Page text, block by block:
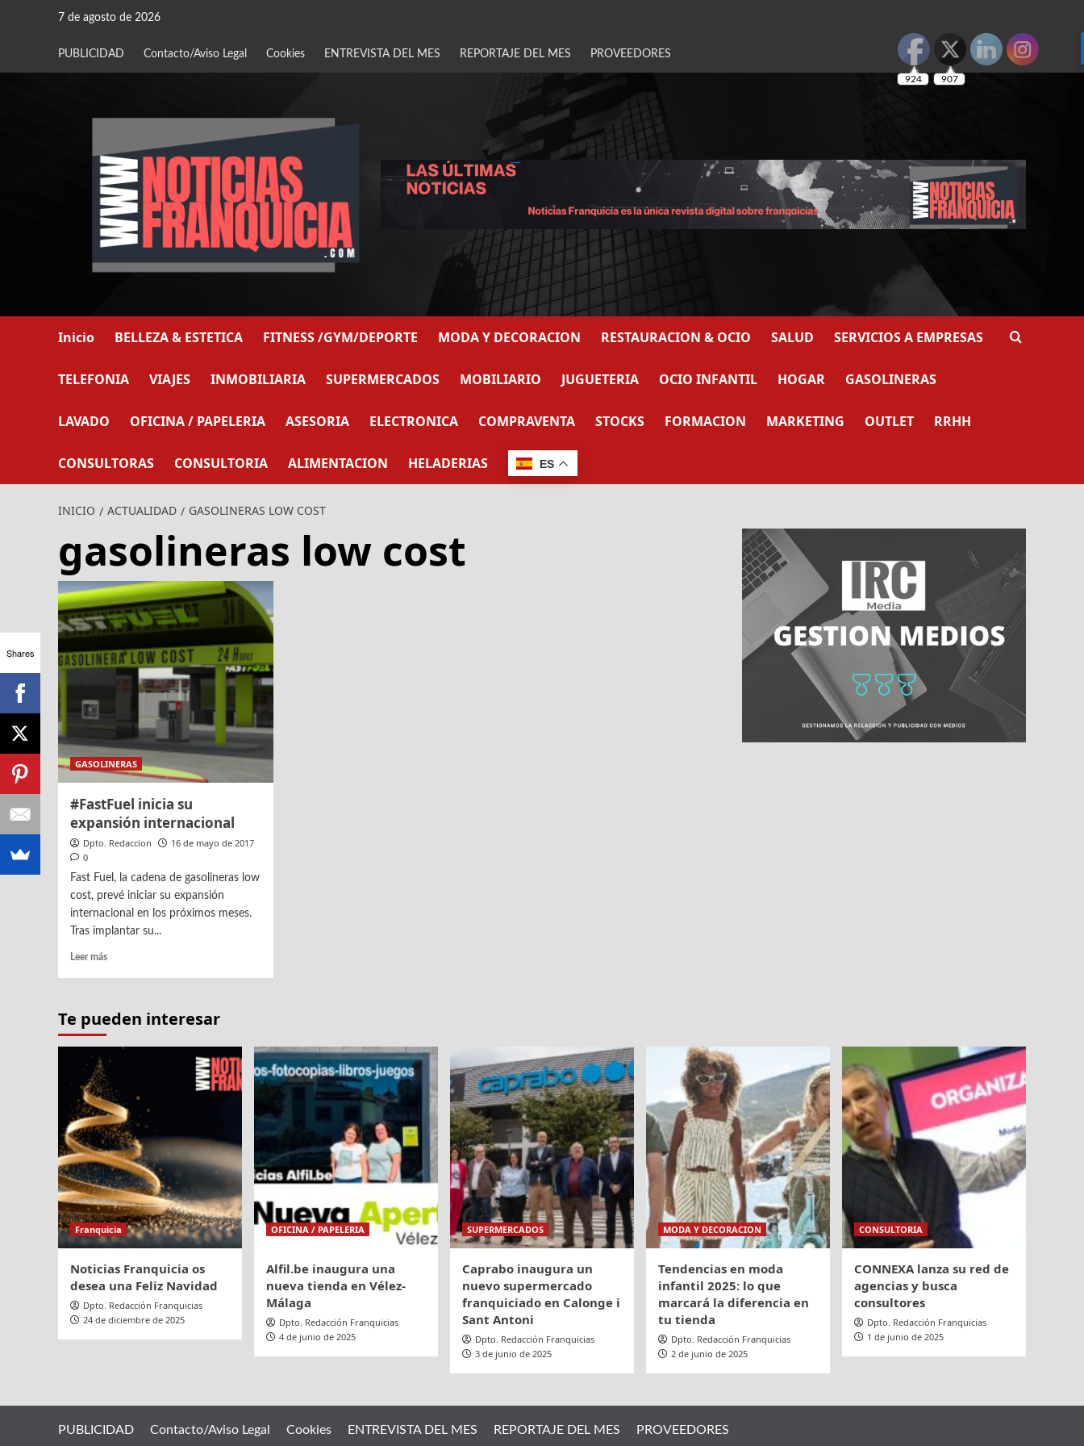
7 de agosto de 2026
PUBLICIDAD Contacto/Aviso Legal Cookies ENTREVISTA DEL MES REPORTAJE DEL MES PROVEEDORES
Inicio BELLEZA & ESTETICA FITNESS /GYM/DEPORTE MODA Y DECORACION RESTAURACION & OCIO SALUD SERVICIOS A EMPRESAS
TELEFONIA VIAJES INMOBILIARIA SUPERMERCADOS MOBILIARIO JUGUETERIA OCIO INFANTIL HOGAR GASOLINERAS
LAVADO OFICINA / PAPELERIA ASESORIA ELECTRONICA COMPRAVENTA STOCKS FORMACION MARKETING OUTLET RRHH
CONSULTORAS CONSULTORIA ALIMENTACION HELADERIAS ES
INICIO ACTUALIDAD GASOLINERAS LOW COST
gasolineras low cost
GASOLINERAS
#FastFuel inicia su
expansión internacional
Dpto. Redaccion
16 de mayo de 2017
0
Fast Fuel, la cadena de gasolineras low
cost, prevé iniciar su expansión
internacional en los próximos meses.
Tras implantar su...
Leer másLeer
inicia
expansión
internacional
Te pueden interesar
Franquicia
Noticias Franquicia os
desea una Feliz Navidad
Dpto. Redacción Franquicias
24 de diciembre de 2025
OFICINA / PAPELERIA
Alfil.be inaugura una
nueva tienda en Vélez-
Málaga
Dpto. Redacción Franquicias
4 de junio de 2025
SUPERMERCADOS
Caprabo inaugura un
nuevo supermercado
franquiciado en Calonge i
Sant Antoni
Dpto. Redacción Franquicias
3 de junio de 2025
MODA Y DECORACION
Tendencias en moda
infantil 2025: lo que
marcará la diferencia en
tu tienda
Dpto. Redacción Franquicias
2 de junio de 2025
CONSULTORIA
CONNEXA lanza su red de
agencias y busca
consultores
Dpto. Redacción Franquicias
1 de junio de 2025
PUBLICIDAD Contacto/Aviso Legal Cookies ENTREVISTA DEL MES REPORTAJE DEL MES PROVEEDORES
924 907
Shares